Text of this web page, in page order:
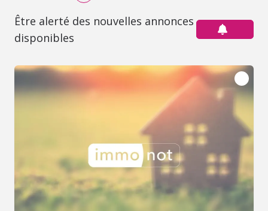
Être alerté des nouvelles annonces
disponibles